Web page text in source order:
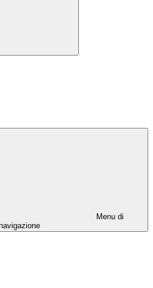
Menu di